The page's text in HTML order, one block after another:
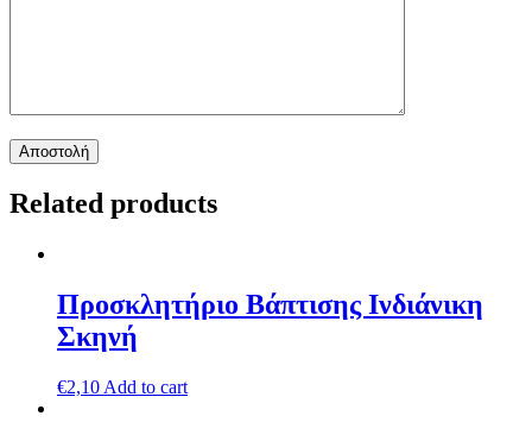
Related products
Προσκλητήριο Βάπτισης Ινδιάνικη
Σκηνή
€2,10 Add to cart